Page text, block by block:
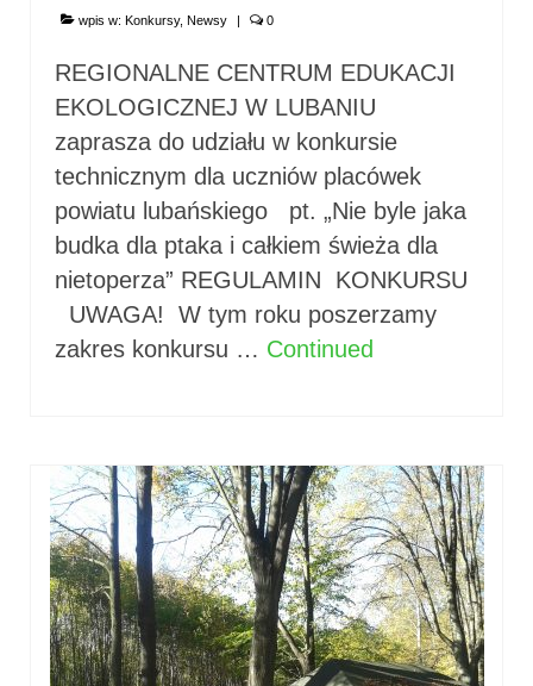
wpis w: Konkursy, Newsy | 0
REGIONALNE CENTRUM EDUKACJI
EKOLOGICZNEJ W LUBANIU
zaprasza do udziału w konkursie
technicznym dla uczniów placówek
powiatu lubańskiego pt. „Nie byle jaka
budka dla ptaka i całkiem świeża dla
nietoperza” REGULAMIN KONKURSU
UWAGA! W tym roku poszerzamy
zakres konkursu … Continued